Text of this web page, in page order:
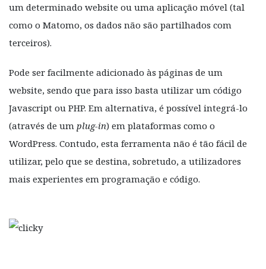
um determinado website ou uma aplicação móvel (tal
como o Matomo, os dados não são partilhados com
terceiros).
Pode ser facilmente adicionado às páginas de um
website, sendo que para isso basta utilizar um código
Javascript ou PHP. Em alternativa, é possível integrá-lo
(através de um plug-in) em plataformas como o
WordPress. Contudo, esta ferramenta não é tão fácil de
utilizar, pelo que se destina, sobretudo, a utilizadores
mais experientes em programação e código.